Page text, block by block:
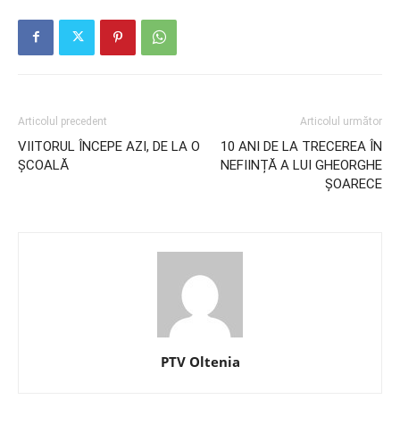
Articolul precedent
VIITORUL ÎNCEPE AZI, DE LA O
ȘCOALĂ
Articolul următor
10 ANI DE LA TRECEREA ÎN
NEFIINȚĂ A LUI GHEORGHE
ȘOARECE
PTV Oltenia